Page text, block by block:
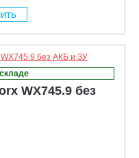
WX745.9 без